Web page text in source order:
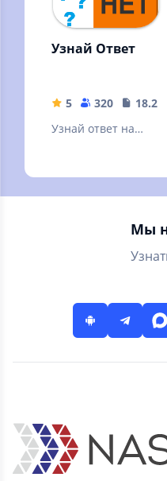
Узнай Ответ
5 320
18.28
Узнай ответ на
Мы